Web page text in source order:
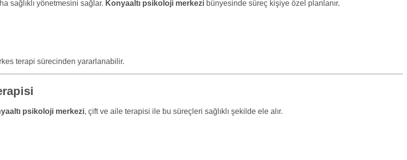
sağlıklı yönetmesini sağlar. Konyaaltı psikoloji merkezi bünyesinde süreç kişiye özel planlanır.
terapi sürecinden yararlanabilir.
psikoloji merkezi, çift ve aile terapisi ile bu süreçleri sağlıklı şekilde ele alır.